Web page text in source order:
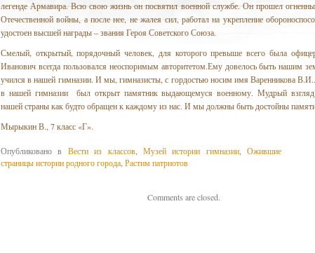
легенде Армавира. Всю свою жизнь он посвятил военной службе. Он прошел
Отечественной войны, а после нее, не жалея сил, работал на укрепление
удостоен высшей награды – звания Героя Советского Союза.
Смелый, открытый, порядочный человек, для которого превыше всего была
Иванович всегда пользовался неоспоримым авторитетом.Ему довелось быть нашим
учился в нашей гимназии. И мы, гимназисты, с гордостью носим имя Варенникова
в нашей гимназии был открыт памятник выдающемуся военному. Мудрый взгляд
нашей страны как будто обращен к каждому из нас. И мы должны быть достойны
Мырыкин В., 7 класс «Г».
Опубликовано в Вести из классов, Музей истории гимназии, Ожившие
страницы истории родного города Растим патриотов
Comments are closed.